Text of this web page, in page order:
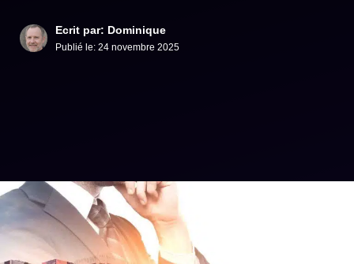
Ecrit par: Dominique
Publié le: 24 novembre 2025